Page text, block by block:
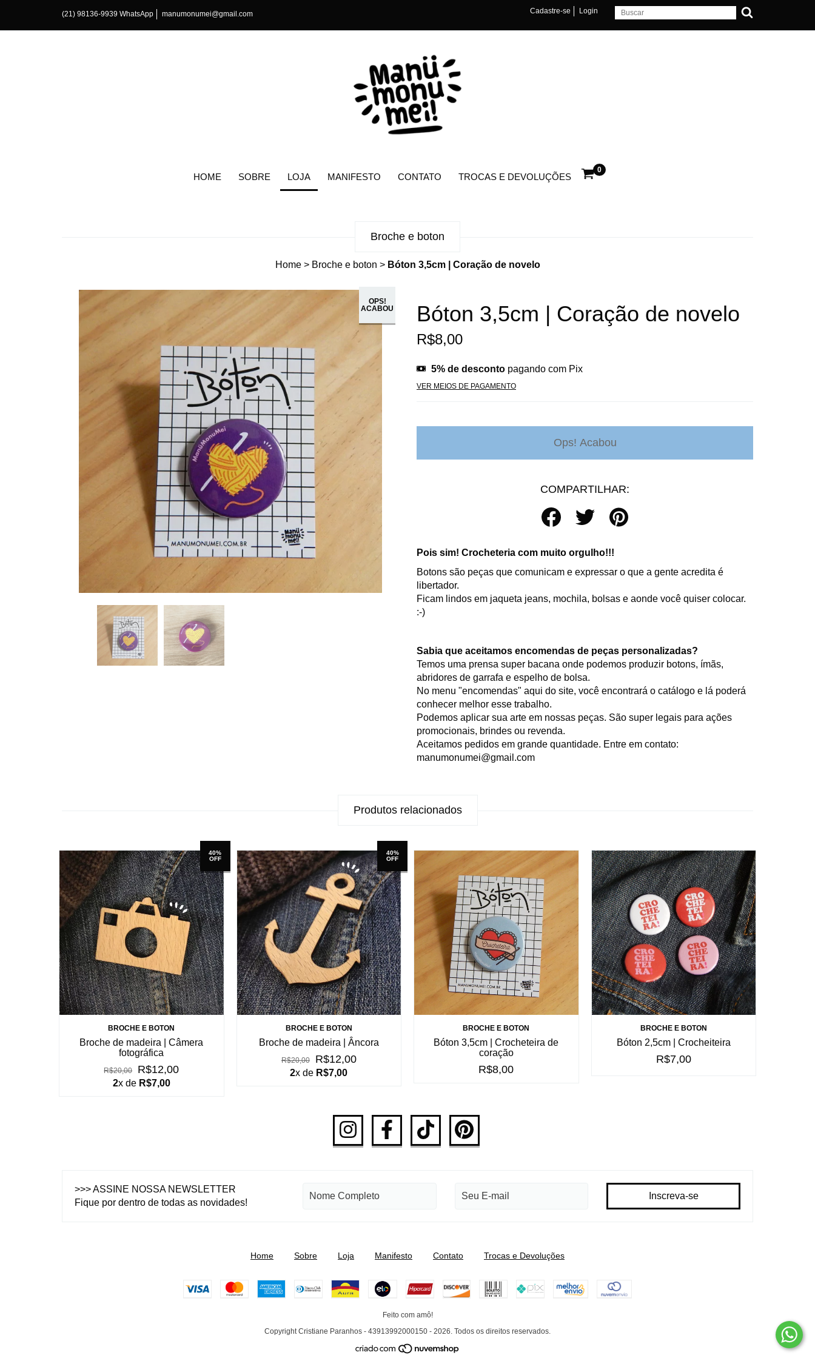
(21) 98136-9939 WhatsApp manumonumei@gmail.com Cadastre-se Login
HOME SOBRE LOJA MANIFESTO CONTATO TROCAS E DEVOLUÇÕES
0
Broche e boton
Home > Broche e boton > Bóton 3,5cm | Coração de novelo
OPS!
ACABOU
Bóton 3,5cm | Coração de novelo
R$8,00
5% de desconto pagando com Pix
VER MEIOS DE PAGAMENTO
COMPARTILHAR:
Pois sim! Crocheteria com muito orgulho!!!
Botons são peças que comunicam e expressar o que a gente acredita é
libertador.
Ficam lindos em jaqueta jeans, mochila, bolsas e aonde você quiser colocar.
:-)
Sabia que aceitamos encomendas de peças personalizadas?
Temos uma prensa super bacana onde podemos produzir botons, ímãs,
abridores de garrafa e espelho de bolsa.
No menu "encomendas" aqui do site, você encontrará o catálogo e lá poderá
conhecer melhor esse trabalho.
Podemos aplicar sua arte em nossas peças. São super legais para ações
promocionais, brindes ou revenda.
Aceitamos pedidos em grande quantidade. Entre em contato:
manumonumei@gmail.com
Produtos relacionados
40%
OFF
BROCHE E BOTON
Broche de madeira | Câmera
fotográfica
R$20,00 R$12,00
2x de R$7,00
40%
OFF
BROCHE E BOTON
Broche de madeira | Âncora
R$20,00 R$12,00
2x de R$7,00
BROCHE E BOTON
Bóton 3,5cm | Crocheteira de
coração
R$8,00
BROCHE E BOTON
Bóton 2,5cm | Crocheiteira
R$7,00
>>> ASSINE NOSSA NEWSLETTER
Fique por dentro de todas as novidades!
Home Sobre Loja Manifesto Contato Trocas e Devoluções
Feito com amô!
Copyright Cristiane Paranhos - 43913992000150 - 2026. Todos os direitos reservados.